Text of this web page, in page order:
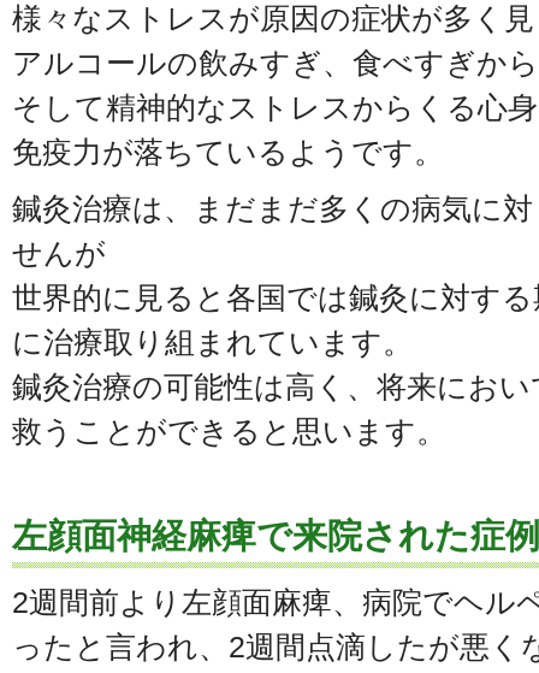
様々なストレスが原因の症状が多く
アルコールの飲みすぎ、食べすぎか
そして精神的なストレスからくる心
免疫力が落ちているようです。
鍼灸治療は、まだまだ多くの病気に
せんが
世界的に見ると各国では鍼灸に対す
に治療取り組まれています。
鍼灸治療の可能性は高く、将来にお
救うことができると思います。
左顔面神経麻痺で来院された症
2週間前より左顔面麻痺、病院でヘル
ったと言われ、2週間点滴したが悪く